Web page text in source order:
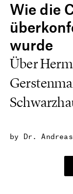
Wie die
wurde
Über
by Dr.